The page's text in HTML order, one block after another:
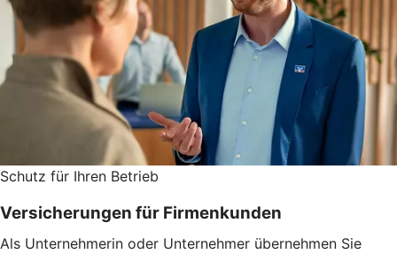
Schutz für Ihren Betrieb
Versicherungen für Firmenkunden
Als Unternehmerin oder Unternehmer übernehmen Sie